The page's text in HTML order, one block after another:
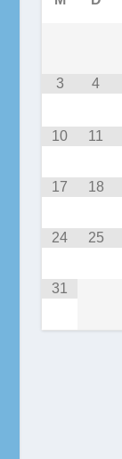
3 4
10 11
17 18
24 25
31